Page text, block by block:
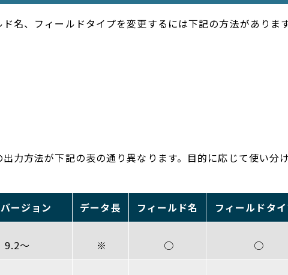
名、フィールドタイプを変更するには下記の方法があります
力方法が下記の表の通り異なります。目的に応じて使い分
ージョン データ長 フィールド名 フィールドタ
9.2～ ※ ○ ○